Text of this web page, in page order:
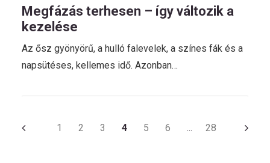
Megfázás terhesen – így változik a
kezelése
Az ősz gyönyörű, a hulló falevelek, a színes fák és a
napsütéses, kellemes idő. Azonban…
1 2 3 4 5 6 … 28